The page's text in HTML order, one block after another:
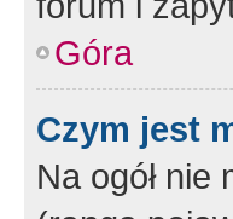
Góra
Czym jest
Na ogół